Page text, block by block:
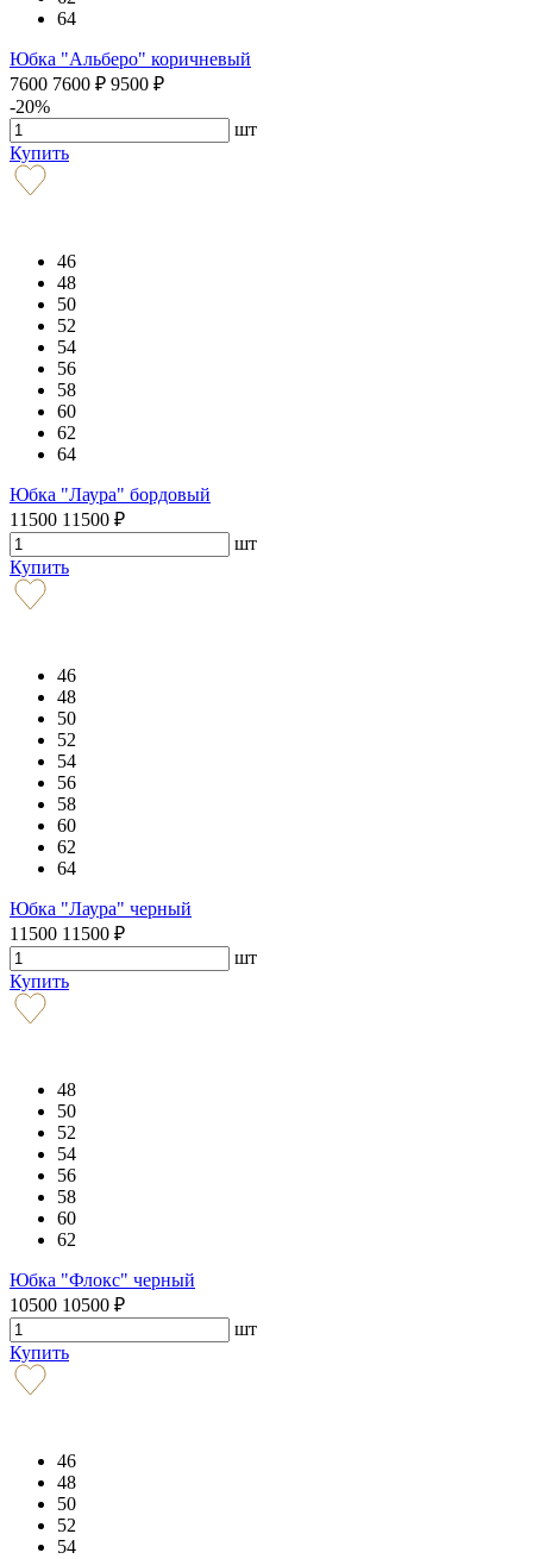
64
Юбка "Альберо" коричневый
7600 7600 ₽ 9500 ₽
-20%
шт
Купить
46
48
50
52
54
56
58
60
62
64
Юбка "Лаура" бордовый
11500 11500 ₽
шт
Купить
46
48
50
52
54
56
58
60
62
64
Юбка "Лаура" черный
11500 11500 ₽
шт
Купить
48
50
52
54
56
58
60
62
Юбка "Флокс" черный
10500 10500 ₽
шт
Купить
46
48
50
52
54